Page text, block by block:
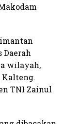
Daerah
wilayah,
TNI Zainul